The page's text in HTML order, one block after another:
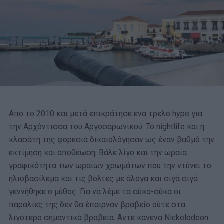
Από το 2010 και μετά επικράτησε ένα τρελό hype για
την Αρχόντισσα του Αργοσαρωνικού. Το nightlife και η
κλασάτη της φορεσιά δικαιολόγησαν ως έναν βαθμό την
εκτίμηση και αποθέωση. Βάλε λίγο και την ωραία
γραφικότητα των ωραίων χρωμάτων που την ντύνει το
ηλιοβασίλεμα και τις βόλτες με άλογα και σιγά σιγά
γεννήθηκε ο μύθος. Για να λέμε τα σύκα-σύκα οι
παραλίες της δεν θα έπαιρναν βραβείο ούτε στα
λιγότερο σημαντικά βραβεία. Άντε κανένα Nickelodeon